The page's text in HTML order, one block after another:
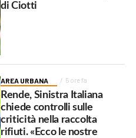
di Ciotti
AREA URBANA 5 ore fa
Rende, Sinistra Italiana
chiede controlli sulle
criticità nella raccolta
rifiuti. «Ecco le nostre